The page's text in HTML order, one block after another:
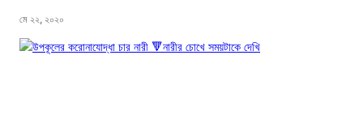
মে ২২, ২০২০